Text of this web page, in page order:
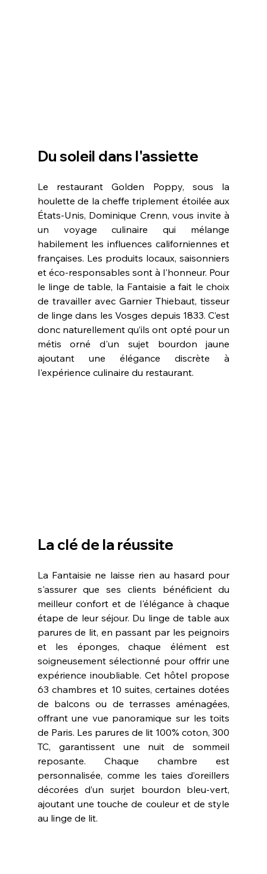
Du soleil dans l'assiette
Le restaurant Golden Poppy, sous la
houlette de la cheffe triplement étoilée aux
États-Unis, Dominique Crenn, vous invite à
un voyage culinaire qui mélange
habilement les influences californiennes et
françaises. Les produits locaux, saisonniers
et éco-responsables sont à l'honneur. Pour
le linge de table, la Fantaisie a fait le choix
de travailler avec Garnier Thiebaut, tisseur
de linge dans les Vosges depuis 1833. C’est
donc naturellement qu’ils ont opté pour un
métis orné d'un sujet bourdon jaune
ajoutant une élégance discrète à
l'expérience culinaire du restaurant.
La clé de la réussite
La Fantaisie ne laisse rien au hasard pour
s'assurer que ses clients bénéficient du
meilleur confort et de l'élégance à chaque
étape de leur séjour. Du linge de table aux
parures de lit, en passant par les peignoirs
et les éponges, chaque élément est
soigneusement sélectionné pour offrir une
expérience inoubliable. Cet hôtel propose
63 chambres et 10 suites, certaines dotées
de balcons ou de terrasses aménagées,
offrant une vue panoramique sur les toits
de Paris. Les parures de lit 100% coton, 300
TC, garantissent une nuit de sommeil
reposante. Chaque chambre est
personnalisée, comme les taies d’oreillers
décorées d’un surjet bourdon bleu-vert,
ajoutant une touche de couleur et de style
au linge de lit.